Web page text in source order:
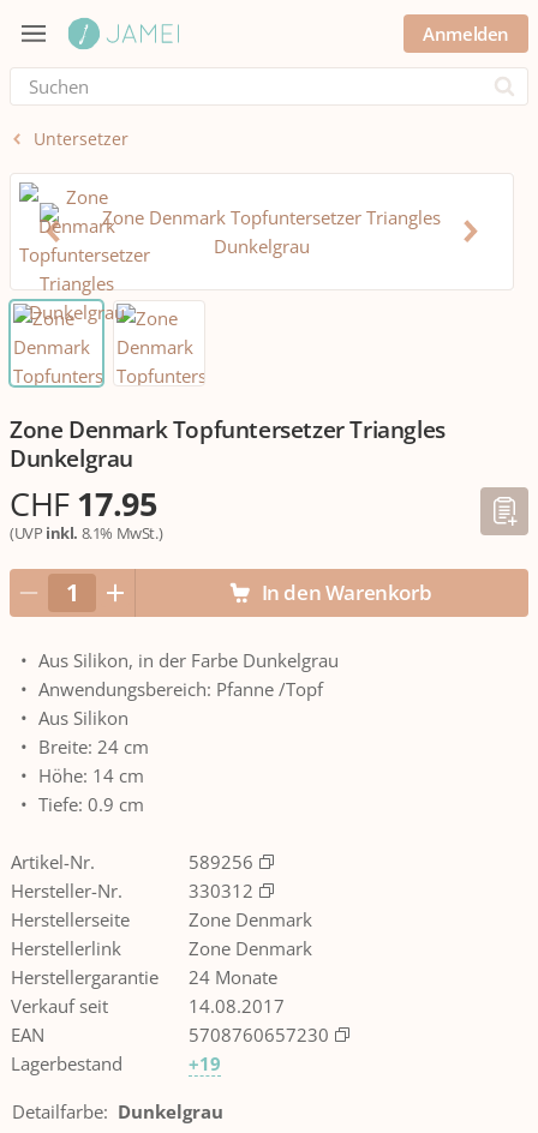
Anmelden
Untersetzer
Zone Denmark Topfuntersetzer Triangles
Dunkelgrau
CHF17.95
(UVP inkl. 8.1% MwSt.)
In den Warenkorb
Aus Silikon, in der Farbe Dunkelgrau
Anwendungsbereich: Pfanne /Topf
Aus Silikon
Breite: 24 cm
Höhe: 14 cm
Tiefe: 0.9 cm
Artikel-Nr.
589256
Hersteller-Nr.
330312
Herstellerseite
Zone Denmark
Herstellerlink
Zone Denmark
Herstellergarantie
24 Monate
Verkauf seit
14.08.2017
EAN
5708760657230
Lagerbestand
+19
Detailfarbe: Dunkelgrau